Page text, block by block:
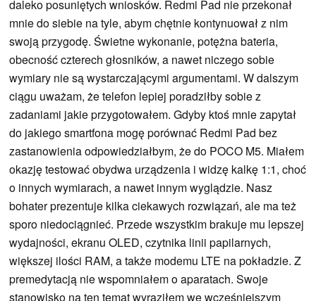
daleko posuniętych wniosków. Redmi Pad nie przekonał
mnie do siebie na tyle, abym chętnie kontynuował z nim
swoją przygodę. Świetne wykonanie, potężna bateria,
obecność czterech głosników, a nawet niczego sobie
wymiary nie są wystarczającymi argumentami. W dalszym
ciągu uważam, że telefon lepiej poradziłby sobie z
zadaniami jakie przygotowałem. Gdyby ktoś mnie zapytał
do jakiego smartfona mogę porównać Redmi Pad bez
zastanowienia odpowiedziałbym, że do POCO M5. Miałem
okazję testować obydwa urządzenia i widzę kalkę 1:1, choć
o innych wymiarach, a nawet innym wyglądzie. Nasz
bohater prezentuje kilka ciekawych rozwiązań, ale ma też
sporo niedociągnieć. Przede wszystkim brakuje mu lepszej
wydajności, ekranu OLED, czytnika linii papilarnych,
większej ilości RAM, a także modemu LTE na pokładzie. Z
premedytacją nie wspomniałem o aparatach. Swoje
stanowisko na ten temat wyraziłem we wcześniejszym